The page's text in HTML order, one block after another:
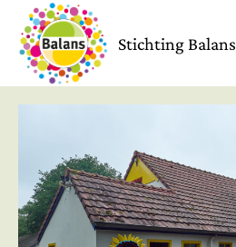
Stichting Balans